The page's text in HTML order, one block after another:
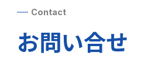
Contact
お問い合せ